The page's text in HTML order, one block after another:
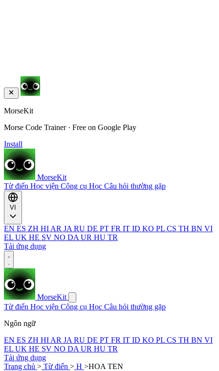
MorseKit
Morse Code Trainer · Free on Google Play
Install
MorseKit
Từ điển Học viện Công cụ Học Câu hỏi thường gặp
EN ES ZH HI AR JA RU DE PT FR IT ID KO PL CS TH BN VI
EL UK HE SV NO DA UR HU TR
Tải ứng dụng
MorseKit
Từ điển Học viện Công cụ Học Câu hỏi thường gặp
Ngôn ngữ
EN ES ZH HI AR JA RU DE PT FR IT ID KO PL CS TH BN VI
EL UK HE SV NO DA UR HU TR
Tải ứng dụng
Trang chủ > Từ điển > H >HOA TEN